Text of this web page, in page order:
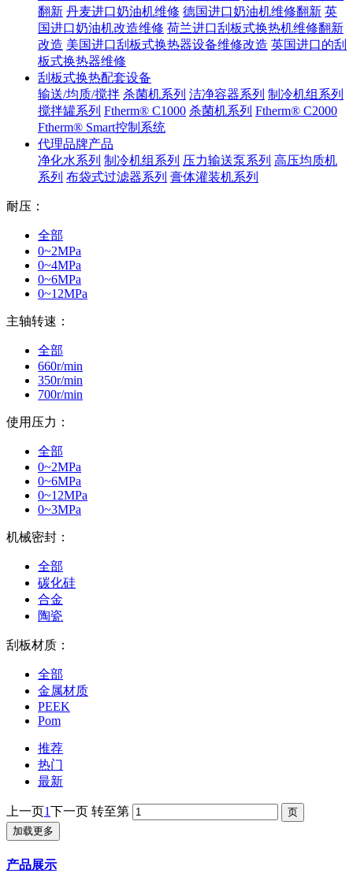
翻新 丹麦进口奶油机维修 德国进口奶油机维修翻新 英
国进口奶油机改造维修 荷兰进口刮板式换热机维修翻新
改造 美国进口刮板式换热器设备维修改造 英国进口的刮
板式换热器维修
刮板式换热配套设备
输送/均质/搅拌 杀菌机系列 洁净容器系列 制冷机组系列
搅拌罐系列 Ftherm® C1000 杀菌机系列 Ftherm® C2000
Ftherm® Smart控制系统
代理品牌产品
净化水系列 制冷机组系列 压力输送泵系列 高压均质机
系列 布袋式过滤器系列 膏体灌装机系列
耐压：
全部
0~2MPa
0~4MPa
0~6MPa
0~12MPa
主轴转速：
全部
660r/min
350r/min
700r/min
使用压力：
全部
0~2MPa
0~6MPa
0~12MPa
0~3MPa
机械密封：
全部
碳化硅
合金
陶瓷
刮板材质：
全部
金属材质
PEEK
Pom
推荐
热门
最新
上一页1下一页 转至第
加载更多
产品展示